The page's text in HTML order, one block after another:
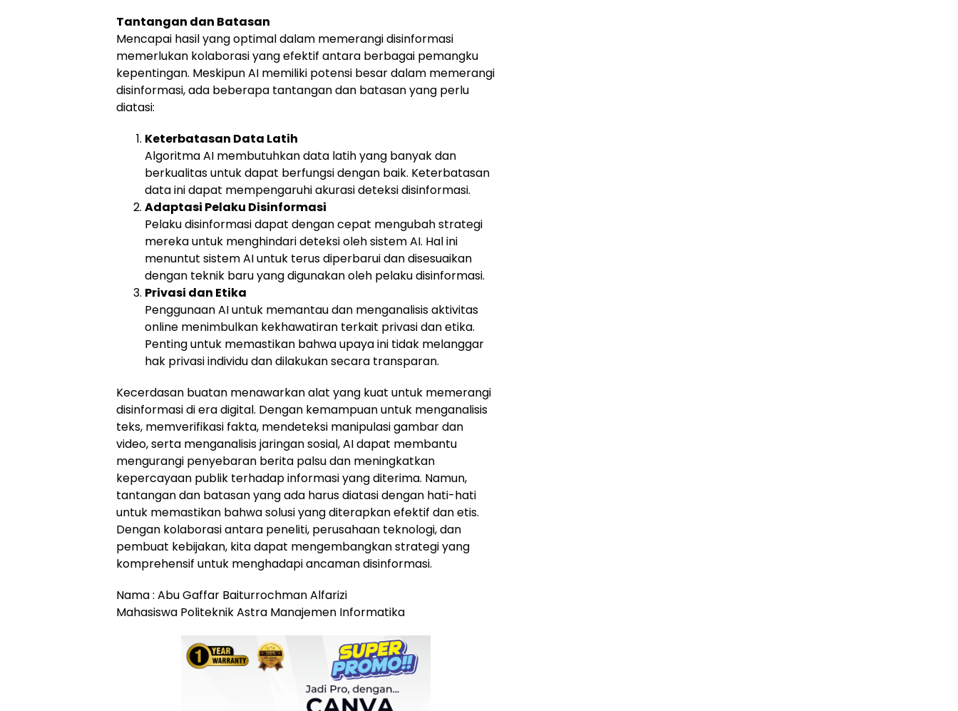
Tantangan dan Batasan
Mencapai hasil yang optimal dalam memerangi disinformasi
memerlukan kolaborasi yang efektif antara berbagai pemangku
kepentingan. Meskipun AI memiliki potensi besar dalam memerangi
disinformasi, ada beberapa tantangan dan batasan yang perlu
diatasi:
Keterbatasan Data Latih
Algoritma AI membutuhkan data latih yang banyak dan
berkualitas untuk dapat berfungsi dengan baik. Keterbatasan
data ini dapat mempengaruhi akurasi deteksi disinformasi.
Adaptasi Pelaku Disinformasi
Pelaku disinformasi dapat dengan cepat mengubah strategi
mereka untuk menghindari deteksi oleh sistem AI. Hal ini
menuntut sistem AI untuk terus diperbarui dan disesuaikan
dengan teknik baru yang digunakan oleh pelaku disinformasi.
Privasi dan Etika
Penggunaan AI untuk memantau dan menganalisis aktivitas
online menimbulkan kekhawatiran terkait privasi dan etika.
Penting untuk memastikan bahwa upaya ini tidak melanggar
hak privasi individu dan dilakukan secara transparan.
Kecerdasan buatan menawarkan alat yang kuat untuk memerangi
disinformasi di era digital. Dengan kemampuan untuk menganalisis
teks, memverifikasi fakta, mendeteksi manipulasi gambar dan
video, serta menganalisis jaringan sosial, AI dapat membantu
mengurangi penyebaran berita palsu dan meningkatkan
kepercayaan publik terhadap informasi yang diterima. Namun,
tantangan dan batasan yang ada harus diatasi dengan hati-hati
untuk memastikan bahwa solusi yang diterapkan efektif dan etis.
Dengan kolaborasi antara peneliti, perusahaan teknologi, dan
pembuat kebijakan, kita dapat mengembangkan strategi yang
komprehensif untuk menghadapi ancaman disinformasi.
Nama : Abu Gaffar Baiturrochman Alfarizi
Mahasiswa Politeknik Astra Manajemen Informatika